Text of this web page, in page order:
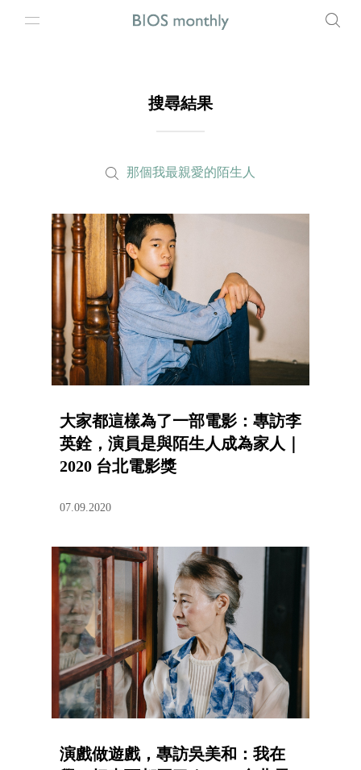
搜尋結果
那個我最親愛的陌生人
大家都這樣為了一部電影：專訪李
英銓，演員是與陌生人成為家人｜
2020 台北電影獎
07.09.2020
演戲做遊戲，專訪吳美和：我在